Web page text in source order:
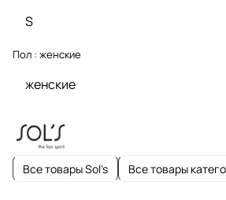
S
Пол : женские
женские
Все товары Sol's Все товары